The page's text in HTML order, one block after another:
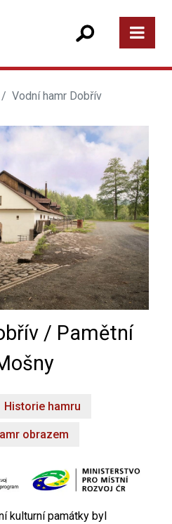
Vodní hamr Dobřív
/ Pamětní
Historie hamru
obrazem
kulturní památky byl